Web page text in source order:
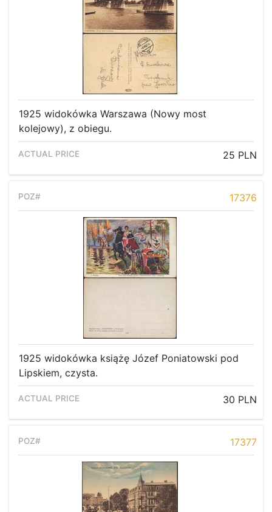
Home page
Current auction
Recent result
Regulation
1925 widokówka Warszawa (Nowy most
kolejowy), z obiegu.
25 PLN
17376
1925 widokówka książę Józef Poniatowski pod
Lipskiem, czysta.
30 PLN
17377